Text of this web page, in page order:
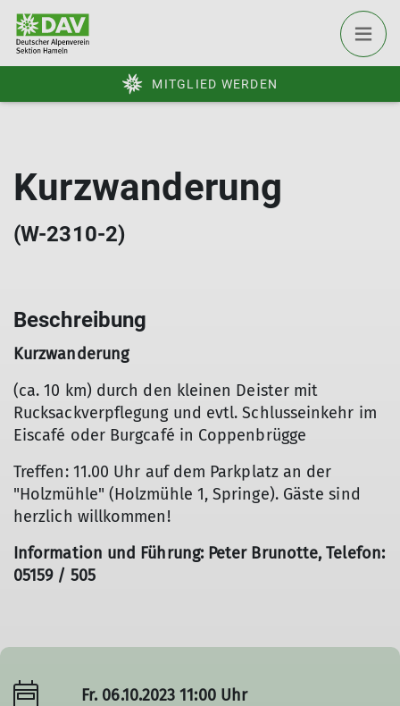
MITGLIED WERDEN
Kurzwanderung
(W-2310-2)
Beschreibung
Kurzwanderung
(ca. 10 km) durch den kleinen Deister mit
Rucksackverpflegung und evtl. Schlusseinkehr im
Eiscafé oder Burgcafé in Coppenbrügge
Treffen: 11.00 Uhr auf dem Parkplatz an der
"Holzmühle" (Holzmühle 1, Springe). Gäste sind
herzlich willkommen!
Information und Führung: Peter Brunotte, Telefon:
05159 / 505
Fr. 06.10.2023 11:00 Uhr